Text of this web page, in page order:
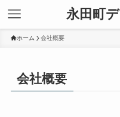
永田町
ホーム 会社概要
会社概要